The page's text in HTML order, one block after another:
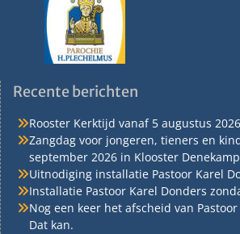
Recente berichten
Rooster Kerktijd vanaf 5 augustus 2026
Zangdag voor jongeren, tieners en
september 2026 in Klooster Denekamp
Uitnodiging installatie Pastoor Karel
Installatie Pastoor Karel Donders
Nog een keer het afscheid van
Dat kan.